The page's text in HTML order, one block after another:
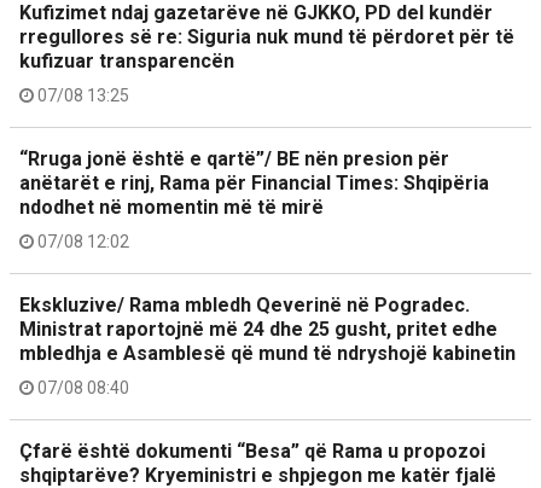
Kufizimet ndaj gazetarëve në GJKKO, PD del kundër
rregullores së re: Siguria nuk mund të përdoret për të
kufizuar transparencën
07/08 13:25
“Rruga jonë është e qartë”/ BE nën presion për
anëtarët e rinj, Rama për Financial Times: Shqipëria
ndodhet në momentin më të mirë
07/08 12:02
Ekskluzive/ Rama mbledh Qeverinë në Pogradec.
Ministrat raportojnë më 24 dhe 25 gusht, pritet edhe
mbledhja e Asamblesë që mund të ndryshojë kabinetin
07/08 08:40
Çfarë është dokumenti “Besa” që Rama u propozoi
shqiptarëve? Kryeministri e shpjegon me katër fjalë